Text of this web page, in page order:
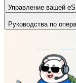
Управление вашей
Руководства по